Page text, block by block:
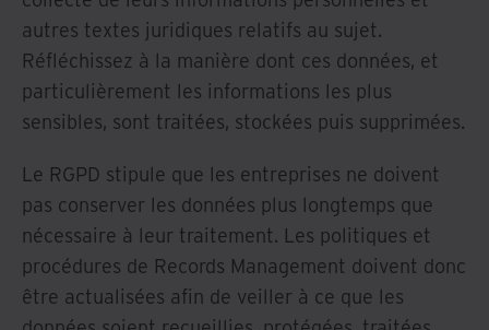
autres textes juridiques relatifs au sujet.
Réfléchissez à la manière dont ces données, et
particulièrement les informations les plus
sensibles, sont traitées, stockées puis supprimées.
Le RGPD stipule que les entreprises ne doivent
pas conserver les données plus longtemps que
nécessaire à leur traitement. Les politiques et
procédures de Records Management doivent donc
être actualisées afin de veiller à ce que les